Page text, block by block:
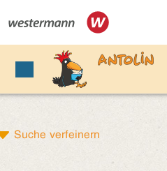
Suche verfeinern